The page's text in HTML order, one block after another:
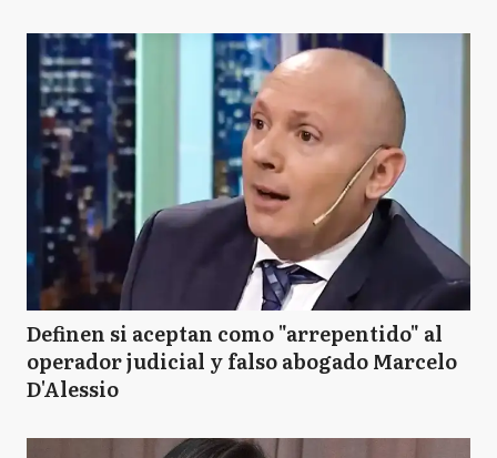
Definen si aceptan como "arrepentido" al
operador judicial y falso abogado Marcelo
D'Alessio